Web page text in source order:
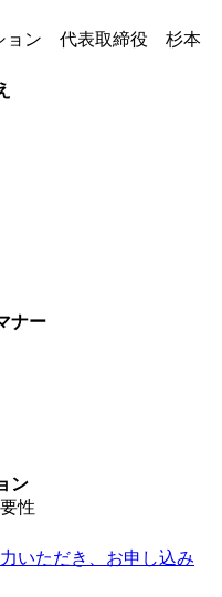
ョン 代表取締役 杉本
ナー
ン
性
いただき、お申し込み